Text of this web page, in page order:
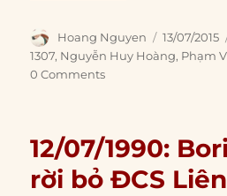
Author
Hoang Nguyen
Posted
on
13/07/2015
1307, Nguyễn Huy Hoàng, Phạm
0 Comments
12/07/1990:
rời bỏ ĐCS